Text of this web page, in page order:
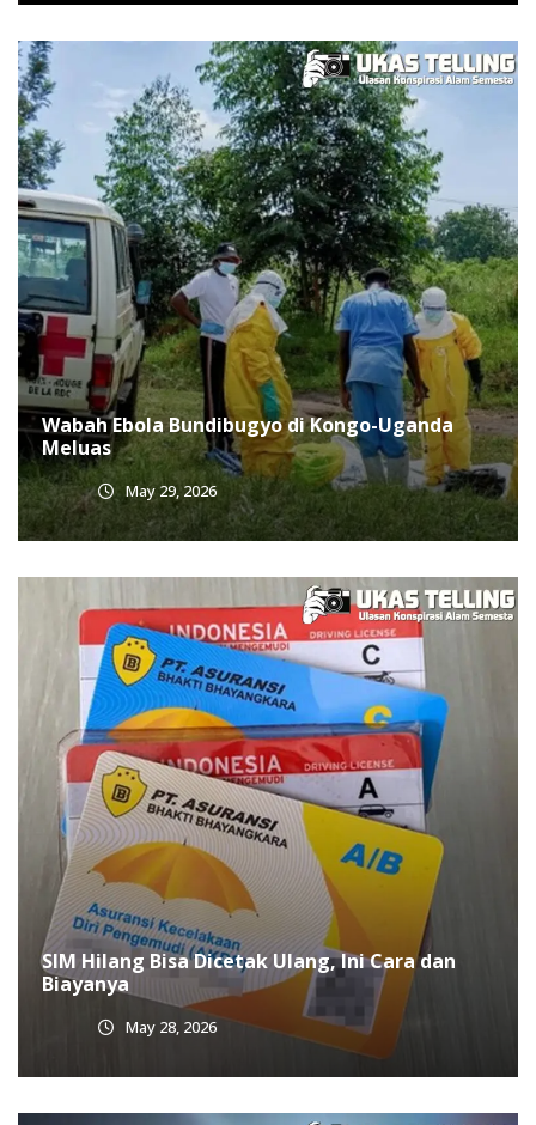
Wabah Ebola Bundibugyo di Kongo-Uganda
Meluas
May 29, 2026
SIM Hilang Bisa Dicetak Ulang, Ini Cara dan
Biayanya
May 28, 2026